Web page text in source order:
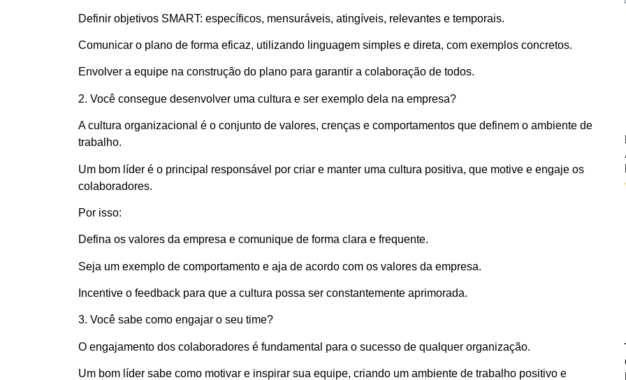
Definir objetivos SMART: específicos, mensuráveis, atingíveis, relevantes e temporais.
Comunicar o plano de forma eficaz, utilizando linguagem simples e direta, com exemplos concretos.
Envolver a equipe na construção do plano para garantir a colaboração de todos.
2. Você consegue desenvolver uma cultura e ser exemplo dela na empresa?
A cultura organizacional é o conjunto de valores, crenças e comportamentos que definem o ambiente de
trabalho.
Um bom líder é o principal responsável por criar e manter uma cultura positiva, que motive e engaje os
colaboradores.
Por isso:
Defina os valores da empresa e comunique de forma clara e frequente.
Seja um exemplo de comportamento e aja de acordo com os valores da empresa.
Incentive o feedback para que a cultura possa ser constantemente aprimorada.
3. Você sabe como engajar o seu time?
O engajamento dos colaboradores é fundamental para o sucesso de qualquer organização.
Um bom líder sabe como motivar e inspirar sua equipe, criando um ambiente de trabalho positivo e